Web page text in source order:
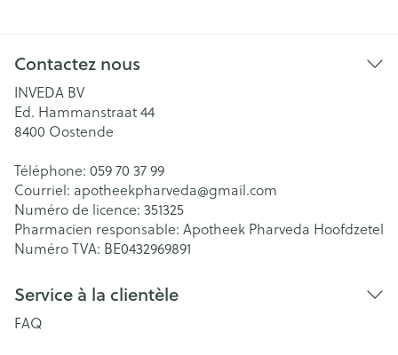
Contactez nous
INVEDA BV
Ed. Hammanstraat 44
8400 Oostende
Téléphone: 059 70 37 99
Courriel: apotheekpharveda@gmail.com
Numéro de licence: 351325
Pharmacien responsable: Apotheek Pharveda Hoofdzetel
Numéro TVA: BE0432969891
Service à la clientèle
FAQ